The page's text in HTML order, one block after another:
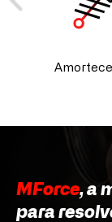
MForce, a
para